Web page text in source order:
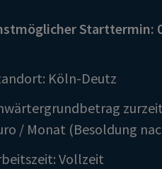
Starttermin:
Köln-Deutz
/ Monat (Besoldung
Vollzeit